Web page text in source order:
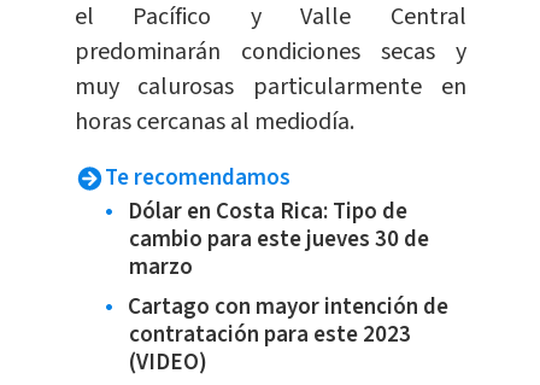
el Pacífico y Valle Central
predominarán condiciones secas y
muy calurosas particularmente en
horas cercanas al mediodía.
Te recomendamos
Dólar en Costa Rica: Tipo de
cambio para este jueves 30 de
marzo
Cartago con mayor intención de
contratación para este 2023
(VIDEO)